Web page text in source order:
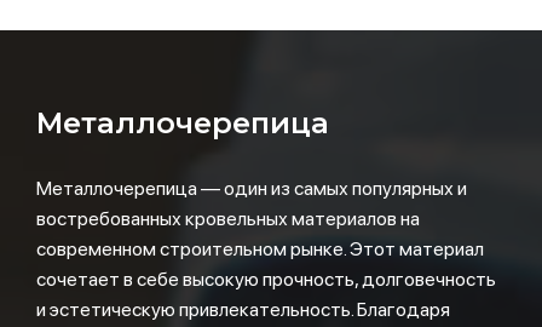
Металлочерепица
Металлочерепица — один из самых популярных и
востребованных кровельных материалов на
современном строительном рынке. Этот материал
сочетает в себе высокую прочность, долговечность
и эстетическую привлекательность. Благодаря